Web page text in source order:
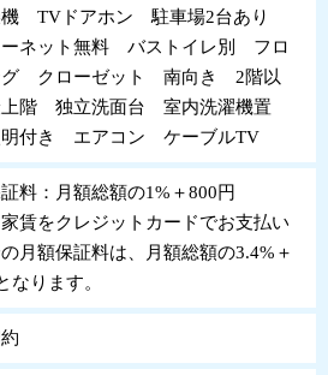
機 TVドアホン 駐車場2台あり
ーネット無料 バストイレ別 フロ
グ クローゼット 南向き 2階以
階 独立洗面台 室内洗濯機置
付き エアコン ケーブルTV
料：月額総額の1%＋800円
賃をクレジットカードでお支払い
月額保証料は、月額総額の3.4%＋
なります。